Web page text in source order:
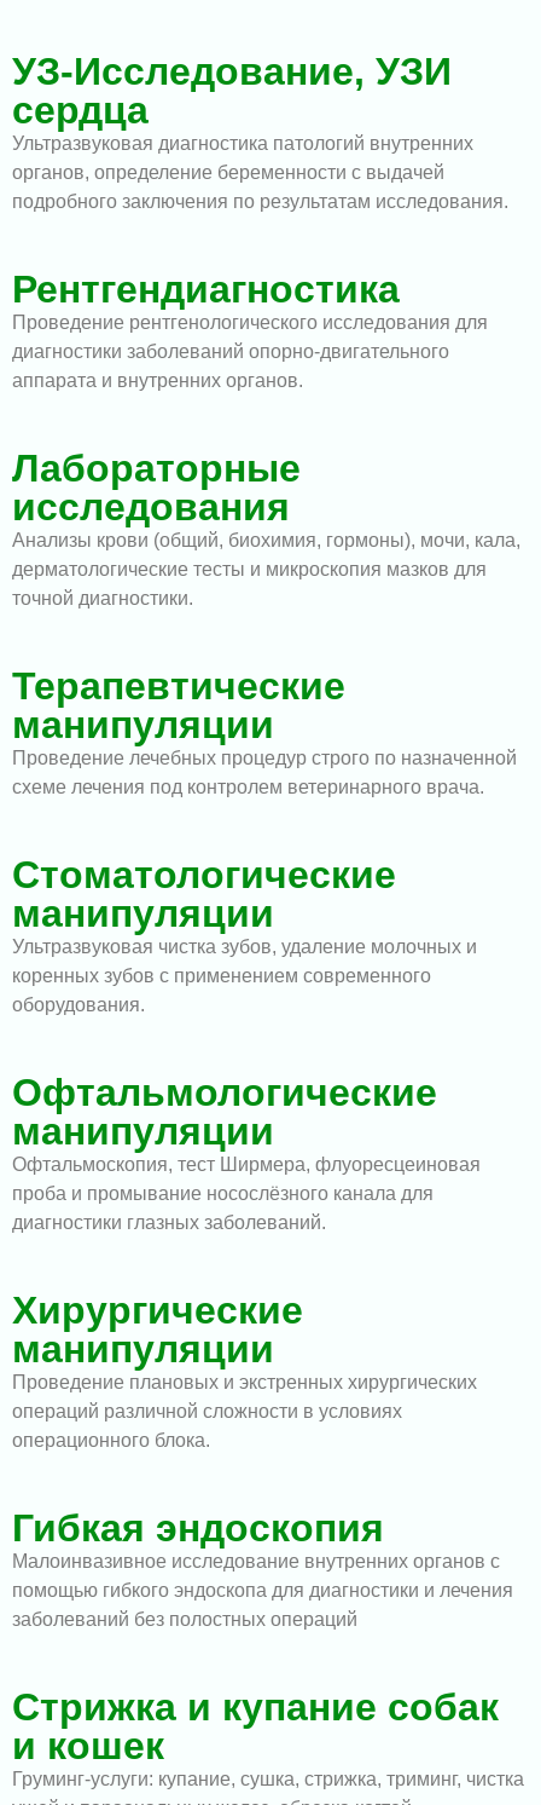
УЗ-Исследование, УЗИ
сердца
Ультразвуковая диагностика патологий внутренних
органов, определение беременности с выдачей
подробного заключения по результатам исследования.
Рентгендиагностика
Проведение рентгенологического исследования для
диагностики заболеваний опорно-двигательного
аппарата и внутренних органов.
Лабораторные
исследования
Анализы крови (общий, биохимия, гормоны), мочи, кала,
дерматологические тесты и микроскопия мазков для
точной диагностики.
Терапевтические
манипуляции
Проведение лечебных процедур строго по назначенной
схеме лечения под контролем ветеринарного врача.
Стоматологические
манипуляции
Ультразвуковая чистка зубов, удаление молочных и
коренных зубов с применением современного
оборудования.
Офтальмологические
манипуляции
Офтальмоскопия, тест Ширмера, флуоресцеиновая
проба и промывание носослёзного канала для
диагностики глазных заболеваний.
Хирургические
манипуляции
Проведение плановых и экстренных хирургических
операций различной сложности в условиях
операционного блока.
Гибкая эндоскопия
Малоинвазивное исследование внутренних органов с
помощью гибкого эндоскопа для диагностики и лечения
заболеваний без полостных операций
Стрижка и купание собак
и кошек
Груминг-услуги: купание, сушка, стрижка, триминг, чистка